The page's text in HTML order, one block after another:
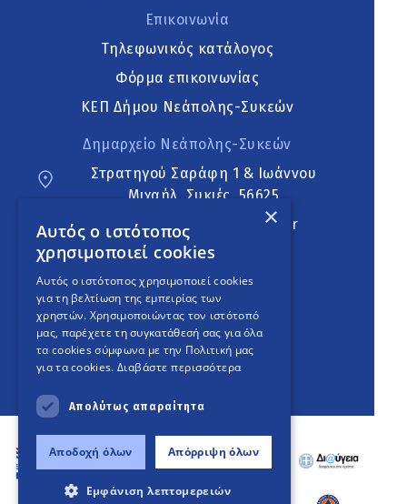
Επικοινωνία
Τηλεφωνικός κατάλογος
Φόρμα επικοινωνίας
ΚΕΠ Δήμου Νεάπολης-Συκεών
Δημαρχείο Νεάπολης-Συκεών
Στρατηγού Σαράφη 1 & Ιωάννου
Μιχαήλ, Συκιές, 56625
neapoli.sykies@ddt.gov.gr
Ακολουθήστε
English Version
An project
×
Αυτός ο ιστότοπος
χρησιμοποιεί cookies
Αυτός ο ιστότοπος χρησιμοποιεί cookies
για τη βελτίωση της εμπειρίας των
χρηστών. Χρησιμοποιώντας τον ιστότοπό
μας, παρέχετε τη συγκατάθεσή σας για όλα
τα cookies σύμφωνα με την Πολιτική μας
για τα cookies. Διαβάστε περισσότερα
Απολύτως απαραίτητα
Αποδοχή όλων Απόρριψη όλων
Εμφάνιση λεπτομερειών